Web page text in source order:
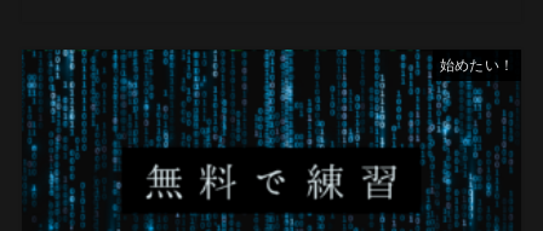
始めたい！